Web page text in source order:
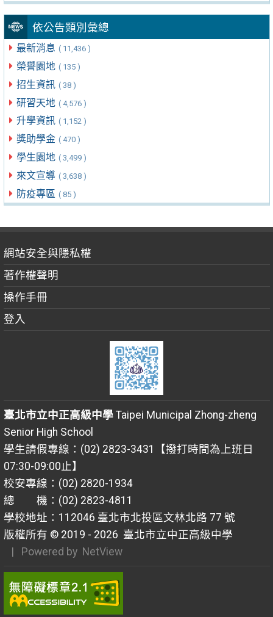
依公告類別彙總
最新消息 ( 11,436 )
榮譽園地 ( 135 )
招生資訊 ( 38 )
研習天地 ( 4,576 )
升學資訊 ( 1,152 )
獎助學金 ( 470 )
學生園地 ( 3,499 )
來文宣導 ( 3,638 )
防疫專區 ( 85 )
網站安全與隱私權
著作權聲明
操作手冊
登入
臺北市立中正高級中學Taipei Municipal Zhong-zheng
Senior High School
學生請假專線：(02) 2823-3431【撥打時間為上班日
07:30-09:00止】
校安專線：(02) 2820-1934
總 機：(02) 2823-4811
學校地址：112046 臺北市北投區文林北路 77 號
版權所有 © 2019 - 2026 臺北市立中正高級中學
| Powered by NetView